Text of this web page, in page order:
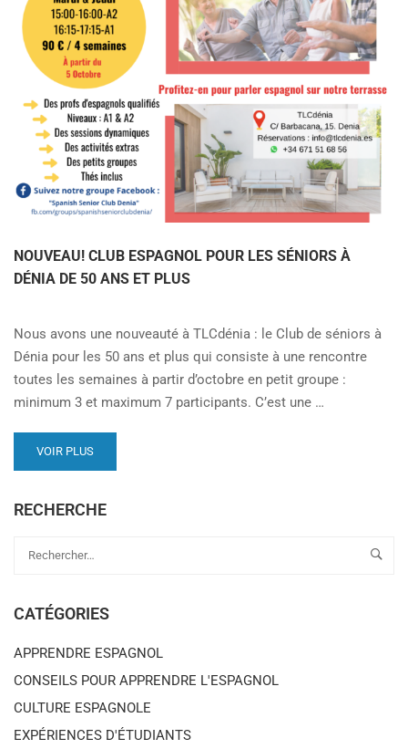
NOUVEAU! CLUB ESPAGNOL POUR LES SÉNIORS À
DÉNIA DE 50 ANS ET PLUS
Nous avons une nouveauté à TLCdénia : le Club de séniors à
Dénia pour les 50 ans et plus qui consiste à une rencontre
toutes les semaines à partir d’octobre en petit groupe :
minimum 3 et maximum 7 participants. C’est une …
VOIR PLUS
RECHERCHE
CATÉGORIES
APPRENDRE ESPAGNOL
CONSEILS POUR APPRENDRE L'ESPAGNOL
CULTURE ESPAGNOLE
EXPÉRIENCES D'ÉTUDIANTS